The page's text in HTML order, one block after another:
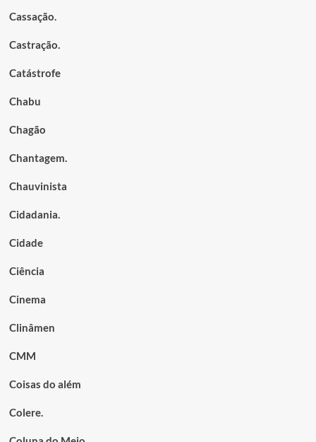
Cassação.
Castração.
Catástrofe
Chabu
Chagão
Chantagem.
Chauvinista
Cidadania.
Cidade
Ciência
Cinema
Clinâmen
CMM
Coisas do além
Colere.